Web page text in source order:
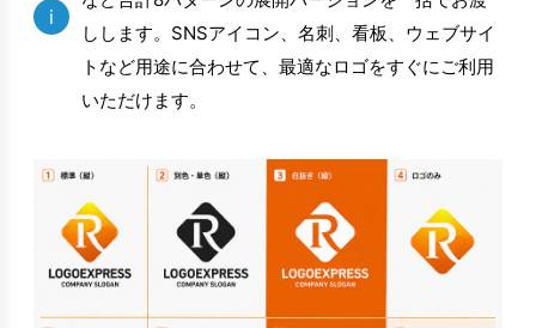
i
しします。SNSアイコン、名刺、看板、ウェブサイ
トなど用途に合わせて、最適なロゴをすぐにご利用
いただけます。